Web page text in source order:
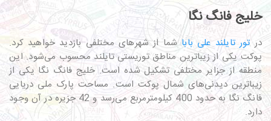
خلیج فانگ نگا
در تور تایلند علی باباشما از شهرهای مختلفی بازدید خواهید کرد.
پوکت یکی از زیباترین مناطق توریستی تایلند محسوب می‌شود. این
منطقه از جزایر مختلفی تشکیل‌ شده است. خلیج فانگ نگا یکی از
زیباترین دیدنی‌های شمال پوکت است. مساحت پارک ملی دریایی
فانگ نگا به حدود 400 کیلومترمربع می‌رسد و 42 جزیره در آن وجود
دارد.